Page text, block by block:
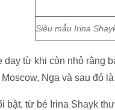
Siêu mẫu Irina
từ khi còn nhỏ rằng
Nga và sau đó
bật, từ bé Irina Shayk